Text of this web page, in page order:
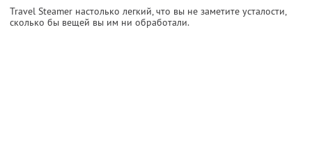
Travel Steamer настолько легкий, что вы не заметите усталости,
сколько бы вещей вы им ни обработали.